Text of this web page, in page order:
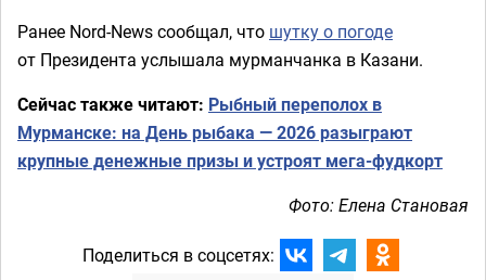
Ранее Nord-News сообщал, что шутку о погоде
от Президента услышала мурманчанка в Казани.
Сейчас также читают: Рыбный переполох в
Мурманске: на День рыбака — 2026 разыграют
крупные денежные призы и устроят мега-фудкорт
Фото: Елена Становая
Поделиться в соцсетях: